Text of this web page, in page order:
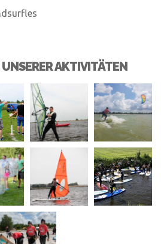
AKTIVITÄTEN